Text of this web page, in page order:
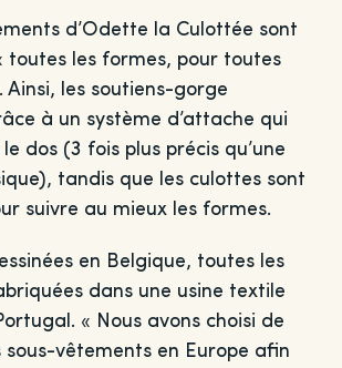
d’Odette la Culottée sont
toutes les formes, pour toutes
Ainsi, les soutiens-gorge
à un système d’attache qui
dos (3 fois plus précis qu’une
tandis que les culottes sont
suivre au mieux les formes.
en Belgique, toutes les
dans une usine textile
« Nous avons choisi de
vêtements en Europe afin